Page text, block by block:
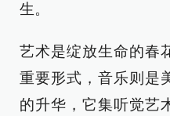
生。
艺术是绽放生命的春
重要形式，音乐则是
的升华，它集听觉艺